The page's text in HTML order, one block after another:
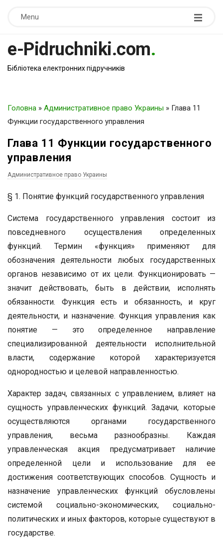
Menu
e-Pidruchniki.com.
Бібліотека електронних підручників
Головна » Административное право Украины » Глава 11
Функции государственного управления
Глава 11 Функции государственного
управления
Административное право Украины
§ 1. Понятие функций государственного управления
Система государственного управления состоит из
повседневного осуществления определенных
функций. Термин «функция» применяют для
обозначения деятельности любых государственных
органов независимо от их цели. Функционировать —
значит действовать, быть в действии, исполнять
обязанности. Функция есть и обязанность, и круг
деятельности, и назначение. Функция управления как
понятие — это определенное направление
специализированной деятельности исполнительной
власти, содержание которой характеризуется
однородностью и целевой направленностью.
Характер задач, связанных с управлением, влияет на
сущность управленческих функций. Задачи, которые
осуществляются органами государственного
управления, весьма разнообразны. Каждая
управленческая акция предусматривает наличие
определенной цели и использование для ее
достижения соответствующих способов. Сущность и
назначение управленческих функций обусловлены
системой социально-экономических, социально-
политических и иных факторов, которые существуют в
государстве.